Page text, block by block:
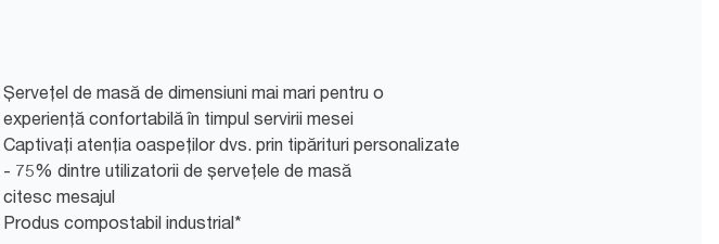
Șervețel de masă de dimensiuni mai mari pentru o
experiență confortabilă în timpul servirii mesei
Captivați atenția oaspeților dvs. prin tipărituri personalizate
- 75% dintre utilizatorii de șervețele de masă
citesc mesajul
Produs compostabil industrial*